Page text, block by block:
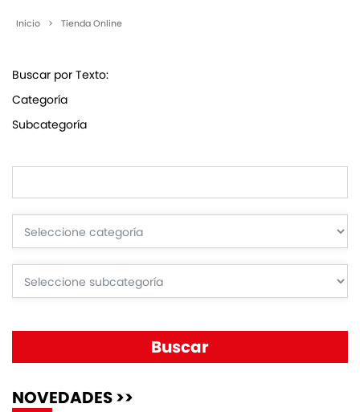
Inicio > Tienda Online
Buscar por Texto:
Categoría
Subcategoría
NOVEDADES >>